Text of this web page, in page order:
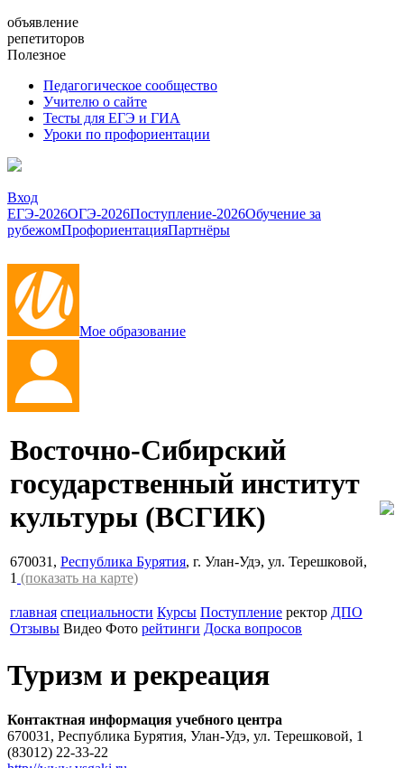
объявление
репетиторов
Полезное
Педагогическое сообщество
Учителю о сайте
Тесты для ЕГЭ и ГИА
Уроки по профориентации
Вход
ЕГЭ-2026ОГЭ-2026Поступление-2026Обучение за
рубежомПрофориентацияПартнёры
Мое образование
Восточно-Сибирский
государственный институт
культуры (ВСГИК)
670031, Республика Бурятия, г. Улан-Удэ, ул. Терешковой,
1 (показать на карте)
главная специальности Курсы Поступление ректор ДПО
Отзывы Видео Фото рейтинги Доска вопросов
Туризм и рекреация
Контактная информация учебного центра
670031, Республика Бурятия, Улан-Удэ, ул. Терешковой, 1
(83012) 22-33-22